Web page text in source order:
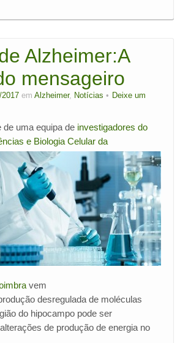
Alzheimer:A
mensageiro
2017 em Alzheimer, Notícias
Deixe um
uma equipa de investigadores do
e Biologia Celular da
vem
desregulada de moléculas
do hipocampo pode ser
de produção de energia no